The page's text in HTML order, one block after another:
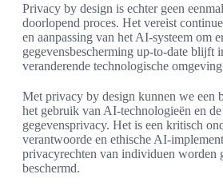
Privacy by design is echter geen
doorlopend proces. Het vereist
en aanpassing van het AI-systeem om
gegevensbescherming up-to-date blijft
veranderende technologische
Met privacy by design kunnen we een
het gebruik van AI-technologieën en
gegevensprivacy. Het is een kritisch
verantwoorde en ethische AI-
privacyrechten van individuen worden
beschermd.